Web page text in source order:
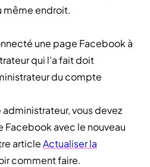
même endroit.
une page Facebook à
qui l’a fait doit
du compte
administrateur, vous devez
Facebook avec le nouveau
articleActualiser la
comment faire.